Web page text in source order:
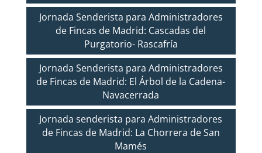
Jornada Senderista para Administradores
de Fincas de Madrid: Cascadas del
Purgatorio- Rascafría
Jornada Senderista para Administradores
de Fincas de Madrid: El Árbol de la Cadena-
Navacerrada
Jornada senderista para Administradores
de Fincas de Madrid: La Chorrera de San
Mamés